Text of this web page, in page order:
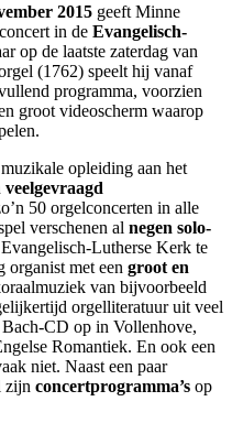
2015 geeft Minne
in de Evangelisch-
op de laatste zaterdag van
(1762) speelt hij vanaf
programma, voorzien
groot videoscherm waarop
opleiding aan het
veelgevraagd
50 orgelconcerten in alle
verschenen al negen solo-
Lutherse Kerk te
organist met een groot en
van bijvoorbeeld
orgelliteratuur uit veel
CD op in Vollenhove,
Romantiek. En ook een
niet. Naast een paar
zijn concertprogramma’s op